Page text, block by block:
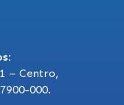
– Centro,
000.